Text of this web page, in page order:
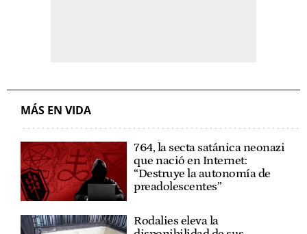
MÁS EN VIDA
764, la secta satánica neonazi
que nació en Internet:
“Destruye la autonomía de
preadolescentes”
Rodalies eleva la